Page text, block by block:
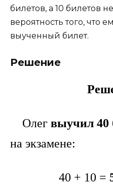
билетов, а 10 билетов
вероятность того, что
выученный билет.
Решение
Олег выучил 40
на экзамене:
40 + 10 =